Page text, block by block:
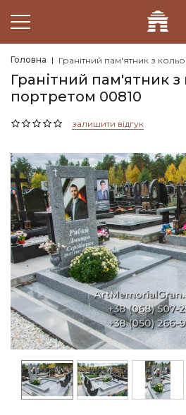
Головна Гранітний пам'ятник з
Гранітний пам'ятник
портретом 00810
залишити відгук